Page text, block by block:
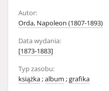
Autor:
Orda, Napoleon (1807-1893)
Data wydania:
[1873-1883]
Typ zasobu:
książka;album ;grafika